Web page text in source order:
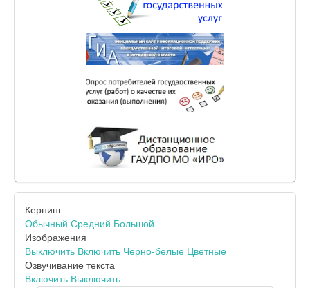
Кернинг
Обычный Средний Большой
Изображения
Выключить Включить Черно-белые Цветные
Озвучивание текста
Включить Выключить